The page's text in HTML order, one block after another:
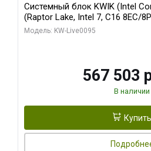
Системный блок KWIK (Intel
(Raptor Lake, Intel 7, C16 8EC/
модуля)/ Afox RTX4090 24GB
Модель: KW-Live0095
567 503
В наличии
Купить